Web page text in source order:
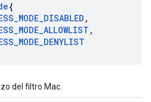
{
_MODE_DISABLED ,
_MODE_ALLOWLIST ,
_MODE_DENYLIST
del filtro Mac.